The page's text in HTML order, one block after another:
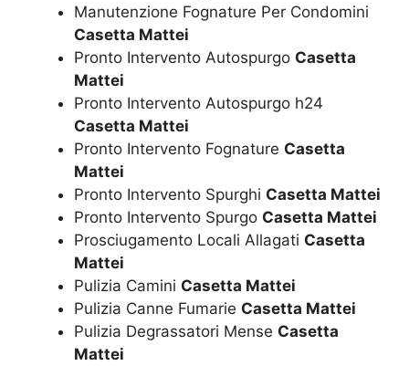
Manutenzione Fognature Per Condomini
Casetta Mattei
Pronto Intervento Autospurgo Casetta
Mattei
Pronto Intervento Autospurgo h24
Casetta Mattei
Pronto Intervento Fognature Casetta
Mattei
Pronto Intervento Spurghi Casetta Mattei
Pronto Intervento Spurgo Casetta Mattei
Prosciugamento Locali Allagati Casetta
Mattei
Pulizia Camini Casetta Mattei
Pulizia Canne Fumarie Casetta Mattei
Pulizia Degrassatori Mense Casetta
Mattei